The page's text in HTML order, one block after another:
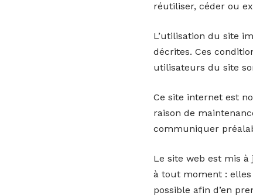
réutiliser, céder ou
L’utilisation du site
décrites. Ces
utilisateurs du site
Ce site internet est
raison de
communiquer
Le site web est mis
à tout moment : elles
possible afin d’en